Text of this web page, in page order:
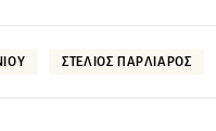
ΣΤΕΛΙΟΣ ΠΑΡΛΙΑΡΟΣ